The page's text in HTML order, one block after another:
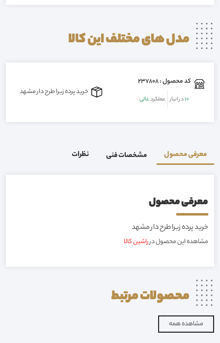
مدل های مختلف اینکالا
کد محصول : 237808
10در انبار عملکردعالی
خرید پرده زبرا طرح دار مشهد
معرفی محصول مشخصات فنی نظرات
معرفی محصول
خرید پرده زبرا طرح دار مشهد
مشاهده این محصول درراشین کالا
محصولاتمرتبط
مشاهده همه